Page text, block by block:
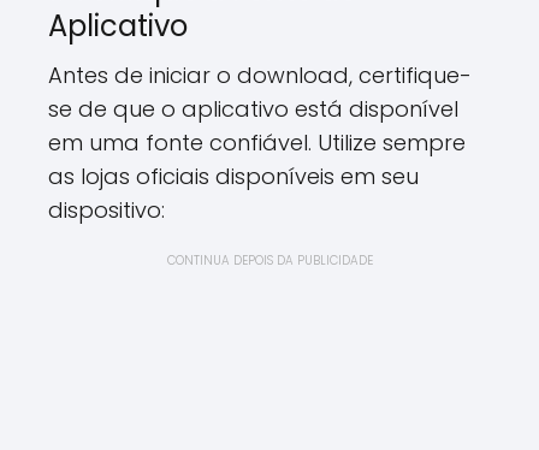
Aplicativo
Antes de iniciar o download, certifique-
se de que o aplicativo está disponível
em uma fonte confiável. Utilize sempre
as lojas oficiais disponíveis em seu
dispositivo:
CONTINUA DEPOIS DA PUBLICIDADE